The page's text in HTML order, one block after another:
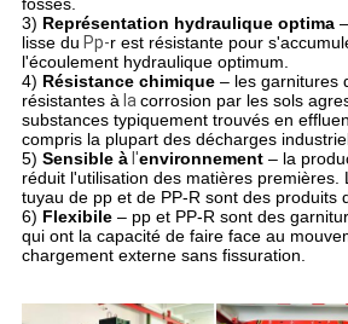
fossés.
3) Représentation hydraulique optima–
lisse du Pp-r est résistante pour
l'écoulement hydraulique optimum.
4) Résistance chimique– les garnitures
résistantes àlacorrosion par les sols
substances typiquement trouvés en
compris la plupart des décharges
5) Sensible àl'environnement– la
réduit l'utilisation des matières premières.
tuyau de pp et de PP-R sont des produits
6) Flexibile– pp et PP-R sont des
qui ont la capacité de faire face au
chargement externe sans fissuration.